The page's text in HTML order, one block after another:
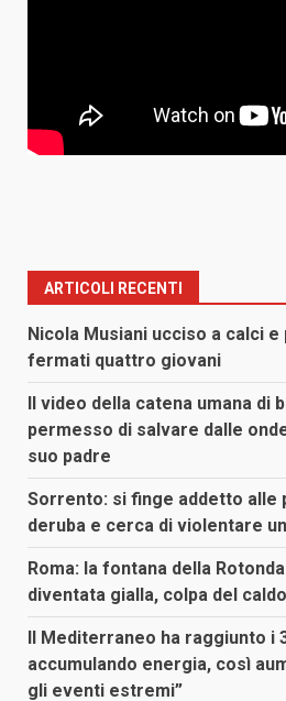
ARTICOLI RECENTI
Nicola Musiani ucciso a calci e
fermati quattro giovani
Il video della catena umana di
permesso di salvare dalle
suo padre
Sorrento: si finge addetto alle
deruba e cerca di violentare
Roma: la fontana della
diventata gialla, colpa del
Il Mediterraneo ha raggiunto i
accumulando energia, così
gli eventi estremi”